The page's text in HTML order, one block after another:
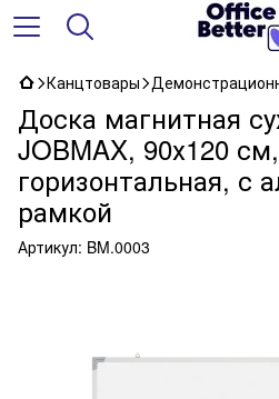
Канцтовары
Доска магнитная
JOBMAX, 90х120 см,
горизонтальная, с
рамкой
Артикул: BM.0003